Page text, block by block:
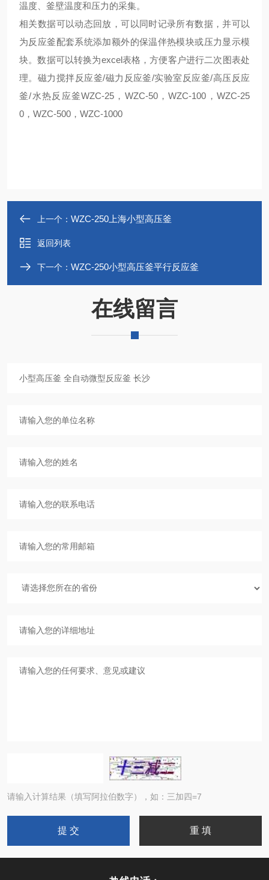
温度、釜壁温度和压力的采集。
相关数据可以动态回放，可以同时记录所有数据，并可以
为反应釜配套系统添加额外的保温伴热模块或压力显示模
块。数据可以转换为excel表格，方便客户进行二次图表处
理。磁力搅拌反应釜/磁力反应釜/实验室反应釜/高压反应
釜/水热反应釜WZC-25，WZC-50，WZC-100，WZC-25
0，WZC-500，WZC-1000
上一个： WZC-250上海小型高压釜
返回列表
下一个： WZC-250小型高压釜平行反应釜
在线留言
请输入计算结果（填写阿拉伯数字），如：三加四=7